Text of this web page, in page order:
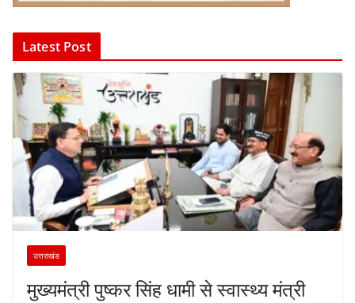
Latest Post
उत्तराखंड
मुख्यमंत्री पुष्कर सिंह धामी से स्वास्थ्य मंत्री